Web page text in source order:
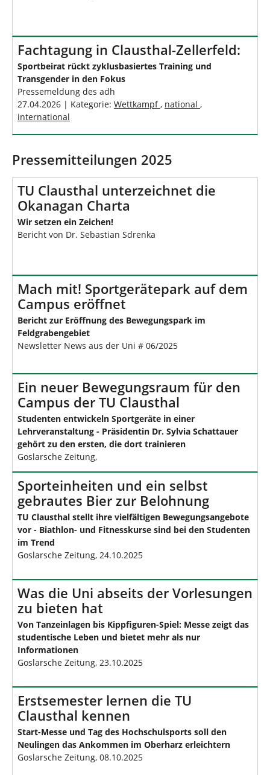
Fachtagung in Clausthal-Zellerfeld:
Sportbeirat rückt zyklusbasiertes Training und
Transgender in den Fokus
Pressemeldung des adh
27.04.2026 | Kategorie: Wettkampf, national ,
international
Pressemitteilungen 2025
TU Clausthal unterzeichnet die
Okanagan Charta
Wir setzen ein Zeichen!
Bericht von Dr. Sebastian Sdrenka
Mach mit! Sportgerätepark auf dem
Campus eröffnet
Bericht zur Eröffnung des Bewegungspark im
Feldgrabengebiet
Newsletter News aus der Uni # 06/2025
Ein neuer Bewegungsraum für den
Campus der TU Clausthal
Studenten entwickeln Sportgeräte in einer
Lehrveranstaltung - Präsidentin Dr. Sylvia Schattauer
gehört zu den ersten, die dort trainieren
Goslarsche Zeitung,
Sporteinheiten und ein selbst
gebrautes Bier zur Belohnung
TU Clausthal stellt ihre vielfältigen Bewegungsangebote
vor - Biathlon- und Fitnesskurse sind bei den Studenten
im Trend
Goslarsche Zeitung, 24.10.2025
Was die Uni abseits der Vorlesungen
zu bieten hat
Von Tanzeinlagen bis Kippfiguren-Spiel: Messe zeigt das
studentische Leben und bietet mehr als nur
Informationen
Goslarsche Zeitung, 23.10.2025
Erstsemester lernen die TU
Clausthal kennen
Start-Messe und Tag des Hochschulsports soll den
Neulingen das Ankommen im Oberharz erleichtern
Goslarsche Zeitung, 08.10.2025